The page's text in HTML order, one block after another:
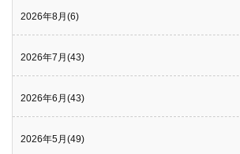
2026年8月(6)
2026年7月(43)
2026年6月(43)
2026年5月(49)